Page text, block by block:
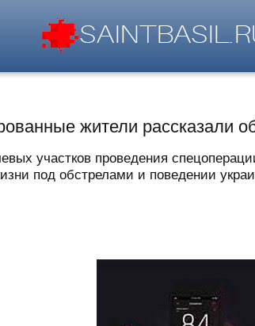
жители рассказали
участков проведения
под обстрелами и поведении